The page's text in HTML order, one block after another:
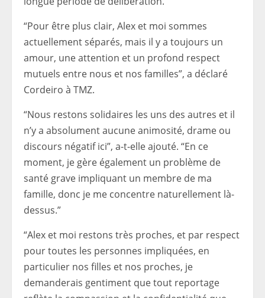
“Pour être plus clair, Alex et moi sommes
actuellement séparés, mais il y a toujours un
amour, une attention et un profond respect
mutuels entre nous et nos familles”, a déclaré
Cordeiro à TMZ.
“Nous restons solidaires les uns des autres et il
n’y a absolument aucune animosité, drame ou
discours négatif ici”, a-t-elle ajouté. “En ce
moment, je gère également un problème de
santé grave impliquant un membre de ma
famille, donc je me concentre naturellement là-
dessus.”
“Alex et moi restons très proches, et par respect
pour toutes les personnes impliquées, en
particulier nos filles et nos proches, je
demanderais gentiment que tout reportage